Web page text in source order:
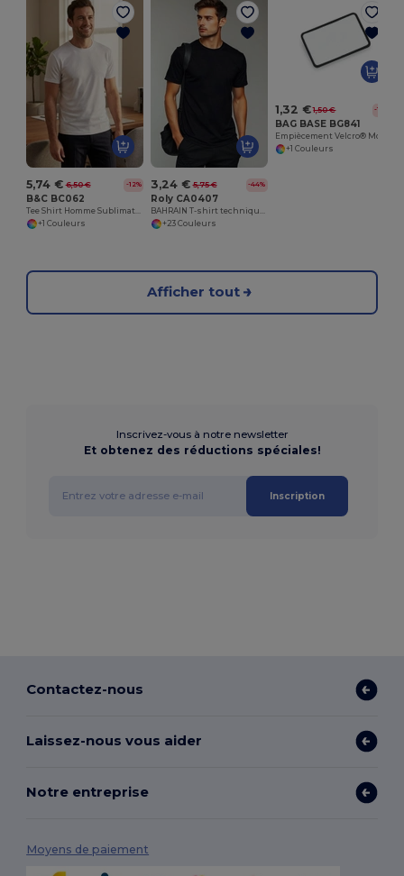
5,74 € 6,50 € -12%
B&C BC062
+1 Couleurs
3,24 € 5,75 € -44%
Roly CA0407
+23 Couleurs
1,32 € 1,50 € -12%
BAG BASE BG841
Empiècement Velcro® Molle
+1 Couleurs
Afficher tout
Inscrivez-vous à notre newsletter
Et obtenez des réductions spéciales!
Inscription
Contactez-nous
Laissez-nous vous aider
Notre entreprise
Moyens de paiement